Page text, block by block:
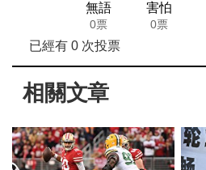
無語
0票
害怕
0票
已經有 0次投票
相關文章